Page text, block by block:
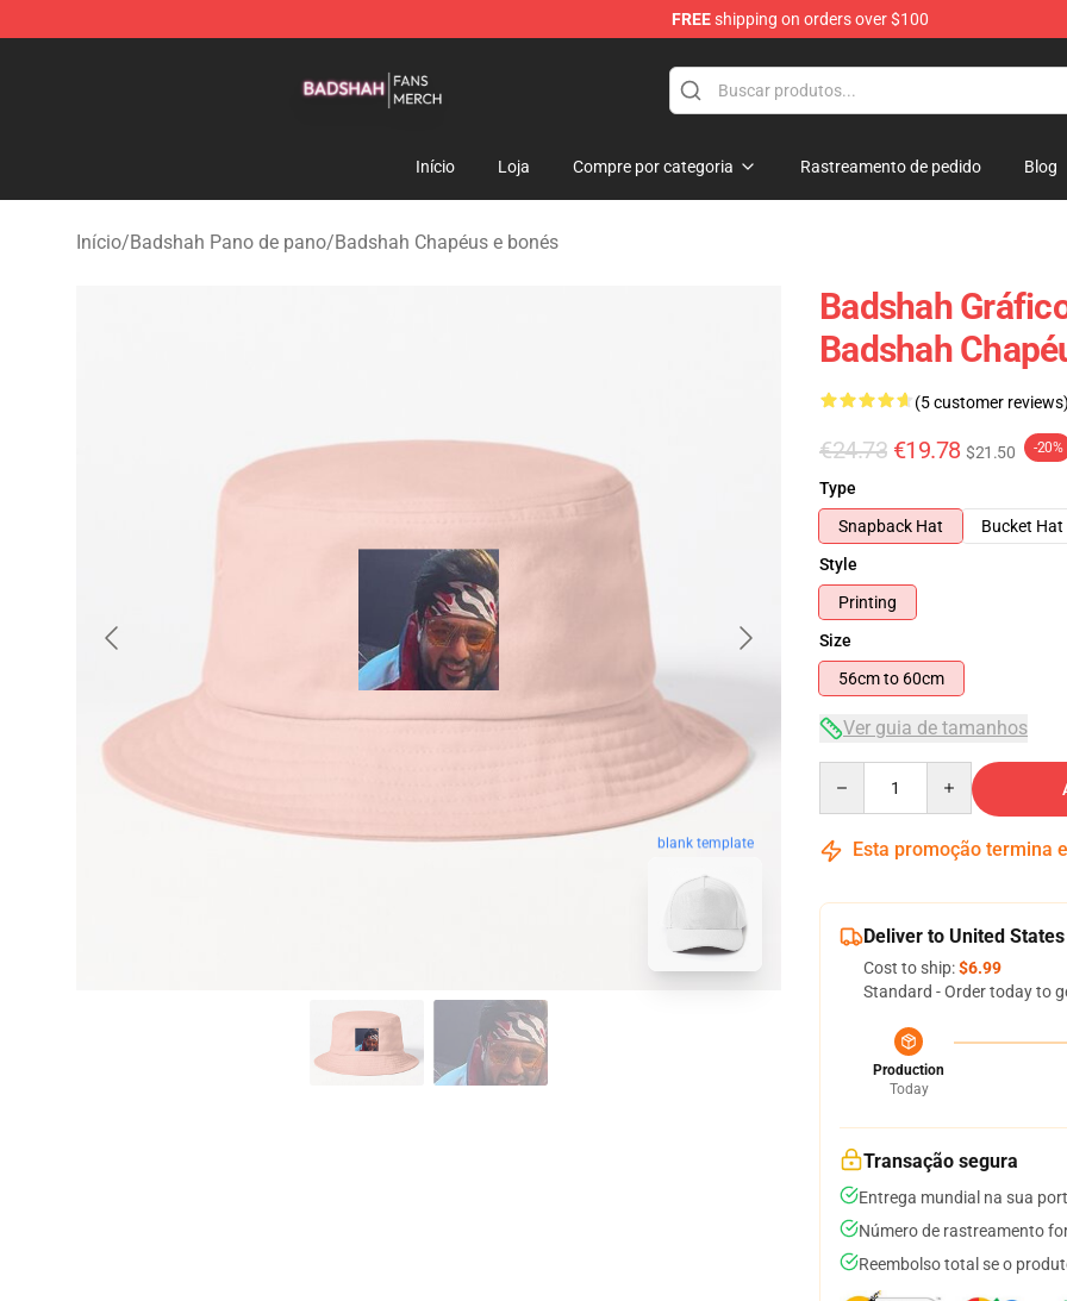
FREEshipping on orders over $100
Início Loja Compre por categoria Rastreamento de pedido Blog
Início/Badshah Pano de pano/Badshah Chapéus e bonés
blank template
Badshah
Badshah
(5 customer reviews)
€24.73 €19.78 $21.50 -20%
Type
Snapback Hat
Bucket Hat
Style
Printing
Size
56cm to 60cm
Ver guia de tamanhos
Esta promoção termina
Deliver to United States
Cost to ship:$6.99
Standard - Order today to
Production
Today
Transação segura
Entrega mundial na sua
Número de rastreamento
Reembolso total se o